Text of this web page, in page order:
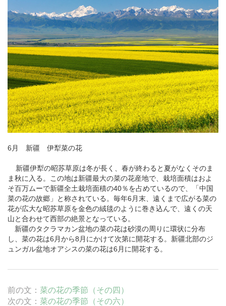
6月 新疆 伊犁菜の花
新疆伊犁の昭苏草原は冬が長く、春が終わると夏がなくそのま
ま秋に入る。この地は新疆最大の菜の花産地で、栽培面積はおよ
そ百万ムーで新疆全土栽培面積の40％を占めているので、「中国
菜の花の故郷」と称されている。毎年6月末、遠くまで広がる菜の
花が広大な昭苏草原を金色の絨毯のように巻き込んで、遠くの天
山と合わせて西部の絶景となっている。
新疆のタクラマカン盆地の菜の花は砂漠の周りに環状に分布
し、菜の花は6月から8月にかけて次第に開花する。新疆北部のジ
ュンガル盆地オアシスの菜の花は6月に開花する。
前の文： 菜の花の季節（その四）
次の文： 菜の花の季節（その六）